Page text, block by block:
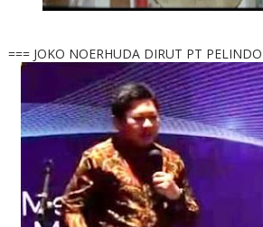
=== JOKO NOERHUDA DIRUT PT